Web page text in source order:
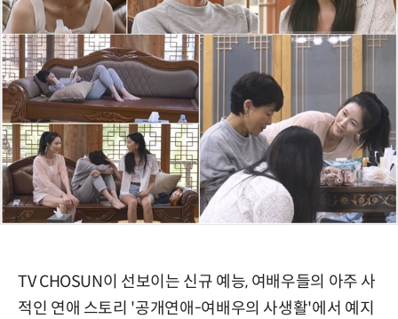
TV CHOSUN이 선보이는 신규 예능, 여배우들의 아주 사
적인 연애 스토리 '공개연애-여배우의 사생활'에서 예지